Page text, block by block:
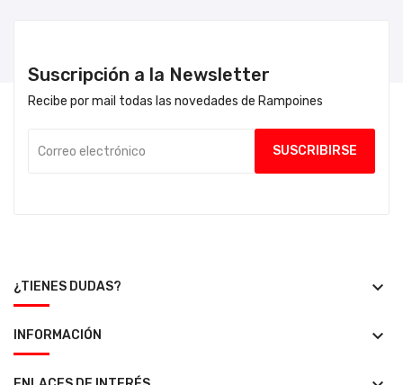
Suscripción a la Newsletter
Recibe por mail todas las novedades de Rampoines
¿TIENES DUDAS? keyboard_arrow_down
INFORMACIÓN keyboard_arrow_down